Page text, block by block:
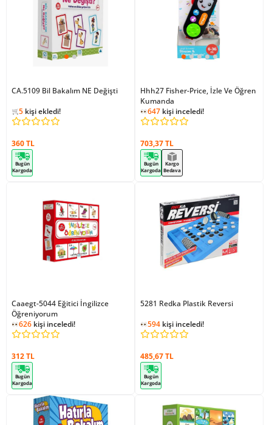
CA.5109 Bil Bakalım NE Değişti
1 kişi favoriledi!
667kişi inceledi!
1kişi favoriledi!
360 TL
Bugün
Kargoda
Hhh27 Fisher-Price, İzle Ve Öğren
Kumanda
647 kişi inceledi!
703,37 TL
Bugün
Kargoda
Kargo
Bedava
Caaegt-5044 Eğitici İngilizce
Öğreniyorum
626kişi inceledi!
1kişi ekledi!
626kişi inceledi!
312 TL
Bugün
Kargoda
5281 Redka Plastik Reversi
594 kişi inceledi!
485,67 TL
Bugün
Kargoda